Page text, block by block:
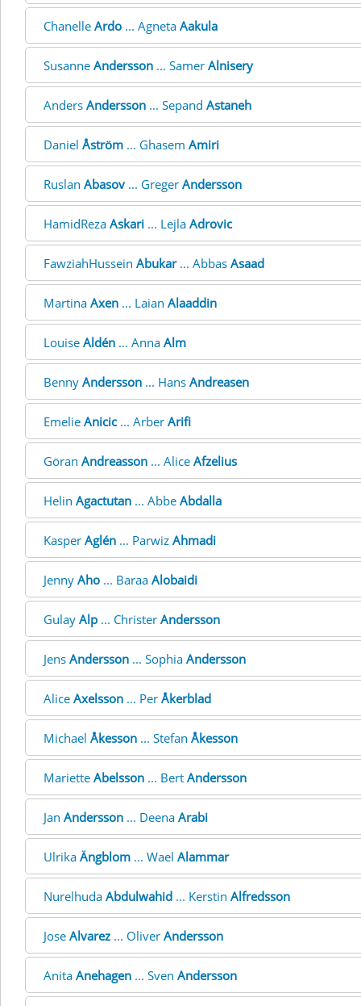
Chanelle Ardo ... Agneta Aakula
Susanne Andersson ... Samer Alnisery
Anders Andersson ... Sepand Astaneh
Daniel Åström ... Ghasem Amiri
Ruslan Abasov... Greger Andersson
HamidReza Askari ... Lejla Adrovic
FawziahHussein Abukar... Abbas Asaad
Martina Axen ... Laian Alaaddin
Louise Aldén ... Anna Alm
Benny Andersson ... Hans Andreasen
Emelie Anicic... Arber Arifi
Göran Andreasson ... Alice Afzelius
Helin Agactutan ... Abbe Abdalla
Kasper Aglén ... Parwiz Ahmadi
Jenny Aho ... Baraa Alobaidi
Gulay Alp ... Christer Andersson
Jens Andersson ... Sophia Andersson
Alice Axelsson ... Per Åkerblad
Michael Åkesson ... Stefan Åkesson
Mariette Abelsson ... Bert Andersson
Jan Andersson ... Deena Arabi
Ulrika Ängblom ... Wael Alammar
Nurelhuda Abdulwahid ... Kerstin Alfredsson
Jose Alvarez ... Oliver Andersson
Anita Anehagen ... Sven Andersson